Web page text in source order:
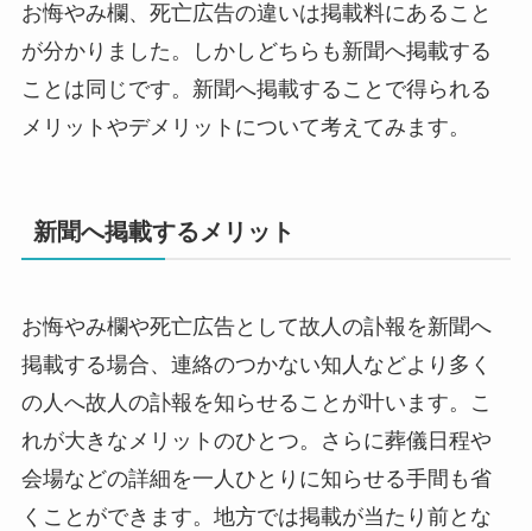
お悔やみ欄、死亡広告の違いは掲載料にあること
が分かりました。しかしどちらも新聞へ掲載する
ことは同じです。新聞へ掲載することで得られる
メリットやデメリットについて考えてみます。
新聞へ掲載するメリット
お悔やみ欄や死亡広告として故人の訃報を新聞へ
掲載する場合、連絡のつかない知人などより多く
の人へ故人の訃報を知らせることが叶います。こ
れが大きなメリットのひとつ。さらに葬儀日程や
会場などの詳細を一人ひとりに知らせる手間も省
くことができます。地方では掲載が当たり前とな